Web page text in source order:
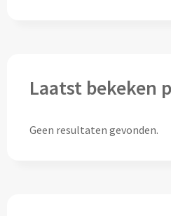
Koeken & Chips
Koekjes bedrukken
Laatst bekeken
Geen resultaten gevonden.